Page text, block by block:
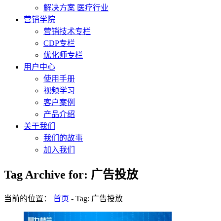
解决方案 医疗行业
营销学院
营销技术专栏
CDP专栏
优化师专栏
用户中心
使用手册
视频学习
客户案例
产品介绍
关于我们
我们的故事
加入我们
Tag Archive for: 广告投放
当前的位置： 首页 - Tag: 广告投放